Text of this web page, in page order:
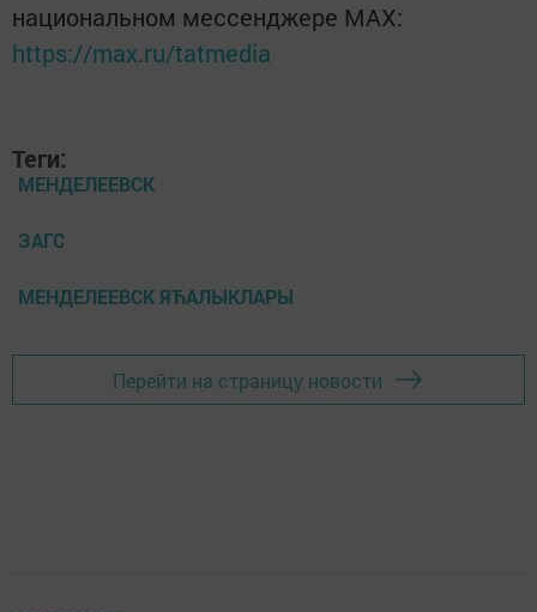
национальном мессенджере MАХ:
https://max.ru/tatmedia
Теги:
МЕНДЕЛЕЕВСК
ЗАГС
МЕНДЕЛЕЕВСК ЯЋАЛЫКЛАРЫ
Перейти на страницу новости